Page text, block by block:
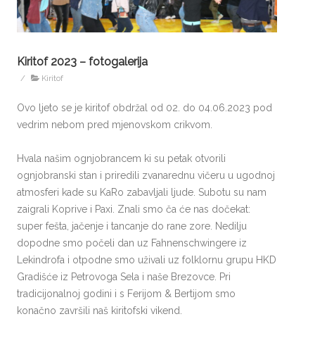
Kiritof 2023 – fotogalerija
/ Kiritof
Ovo ljeto se je kiritof obdržal od 02. do 04.06.2023 pod
vedrim nebom pred mjenovskom crikvom.
Hvala našim ognjobrancem ki su petak otvorili
ognjobranski stan i priredili zvanarednu vičeru u ugodnoj
atmosferi kade su KaRo zabavljali ljude. Subotu su nam
zaigrali Koprive i Paxi. Znali smo ča će nas dočekat:
super fešta, jačenje i tancanje do rane zore. Nedilju
dopodne smo počeli dan uz Fahnenschwingere iz
Lekindrofa i otpodne smo uživali uz folklornu grupu HKD
Gradišće iz Petrovoga Sela i naše Brezovce. Pri
tradicijonalnoj godini i s Ferijom & Bertijom smo
konačno završili naš kiritofski vikend.